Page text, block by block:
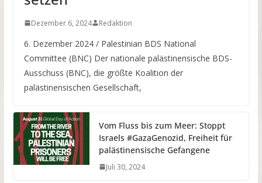
Dezember 6, 2024 Redaktion
6. Dezember 2024 / Palestinian BDS National
Committee (BNC) Der nationale palästinensische BDS-
Ausschuss (BNC), die größte Koalition der
palästinensischen Gesellschaft,
Vom Fluss bis zum Meer: Stoppt
Israels #GazaGenozid, Freiheit für
palästinensische Gefangene
Juli 30, 2024